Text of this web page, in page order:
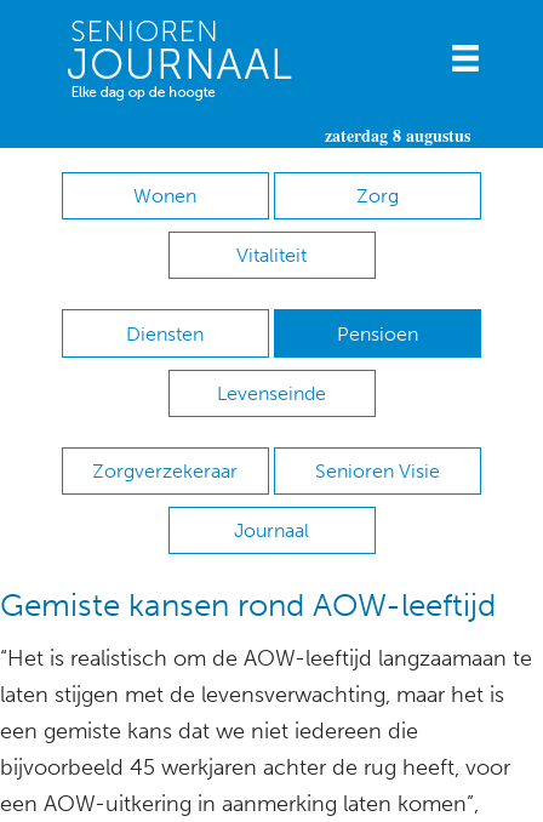
zaterdag 8 augustus
Wonen Zorg
Vitaliteit
Diensten Pensioen
Levenseinde
Zorgverzekeraar Senioren Visie
Journaal
Gemiste kansen rond AOW-leeftijd
“Het is realistisch om de AOW-leeftijd langzaamaan te
laten stijgen met de levensverwachting, maar het is
een gemiste kans dat we niet iedereen die
bijvoorbeeld 45 werkjaren achter de rug heeft, voor
een AOW-uitkering in aanmerking laten komen”,